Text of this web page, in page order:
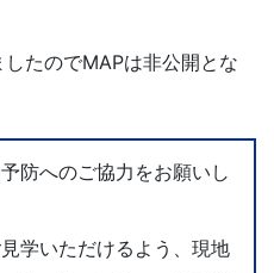
したのでMAPは非公開とな
防へのご協力をお願いし
学いただけるよう、現地